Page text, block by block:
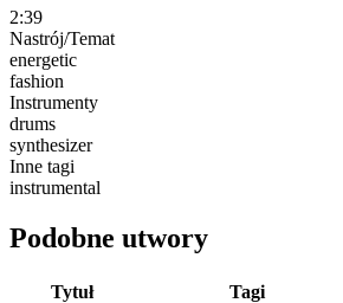
2:39
Nastrój/Temat
energetic
fashion
Instrumenty
drums
synthesizer
Inne tagi
instrumental
Podobne utwory
Tytuł Tagi